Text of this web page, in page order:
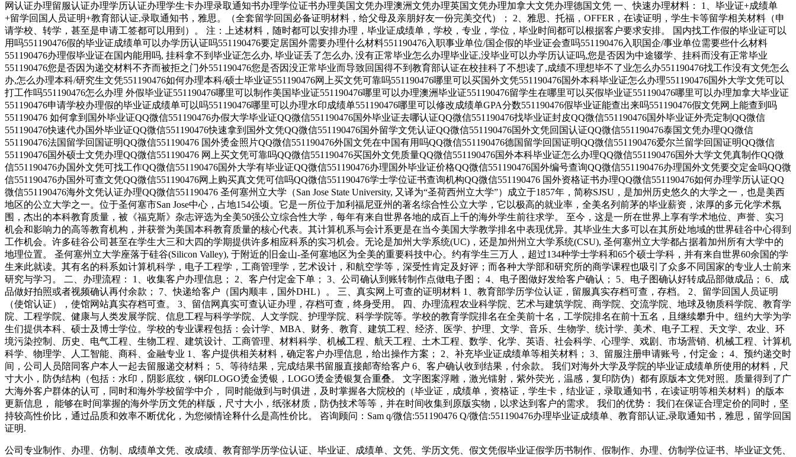
网认证办理留服认证办理学历认证办理学生卡办理录取通知书办理学位证书办理美国文凭办理澳洲文凭办理英国文凭办理加拿大文凭办理德国文凭 一、快速办理材料： 1、毕业证+成绩单
+留学回国人员证明+教育部认证,录取通知书，雅思。（全套留学回国必备证明材料，给父母及亲朋好友一份完美交代）； 2、雅思、托福，OFFER，在读证明，学生卡等留学相关材料（申
请学校、转学，甚至是申请工签都可以用到）。 注：上述材料，随时都可以安排办理，毕业证成绩单，学校，专业，学位，毕业时间都可以根据客户要求安排。 国内找工作假的毕业证可以
用吗551190476假的毕业证成绩单可以办学历认证吗551190476要定居国外需要办理什么材料551190476入职事业单位/国企假的毕业证会查吗551190476入职国企/事业单位需要些什么材料
551190476办理假毕业证在国内能用吗, 挂科拿不到毕业证怎么办, 毕业证丢了怎么办, 没有正常毕业怎么办理毕业证,没毕业可以办学历认证吗,您是否因为中途辍学、挂科而没有正常毕业
551190476您是否因为递交材料不齐而被拒之门外551190476您是否因没正常毕业而导致回国得不到教育部认证在校挂科了不想读了,成绩不理想毕不了业怎么办551190476找工作没有文凭怎么
办,怎么办理本科/研究生文凭551190476如何办理本科/硕士毕业证551190476网上买文凭可靠吗551190476哪里可以买国外文凭551190476国外本科毕业证怎么办理551190476国外大学文凭可以
打工作吗551190476怎么办理 外假毕业证551190476哪里可以制作美国毕业证551190476哪里可以办理澳洲毕业证551190476留学生在哪里可以买假毕业证551190476哪里可以办理加拿大毕业证
551190476申请学校办理假的毕业证成绩单可以吗551190476哪里可以办理水印成绩单551190476哪里可以修改成绩单GPA分数551190476假毕业证能查出来吗551190476假文凭网上能查到吗
551190476 如何拿到国外毕业证QQ微信551190476办假大学毕业证QQ微信551190476国外毕业证去哪认证QQ微信551190476找毕业证封皮QQ微信551190476国外毕业证外壳定制QQ微信
551190476快速代办国外毕业证QQ微信551190476快速拿到国外文凭QQ微信551190476国外留学文凭认证QQ微信551190476国外文凭回国认证QQ微信551190476泰国文凭办理QQ微信
551190476法国留学回国证明QQ微信551190476 国外烫金照片QQ微信551190476外国文凭在中国有用吗QQ微信551190476德国留学回国证明QQ微信551190476爱尔兰留学回国证明QQ微信
551190476国外硕士文凭办理QQ微信551190476 网上买文凭可靠吗QQ微信551190476买国外文凭质量QQ微信551190476国外本科毕业证怎么办理QQ微信551190476国外大学文凭真制作QQ微
信551190476办国外文凭可找工作QQ微信551190476国外大学有毕业证QQ微信551190476办理国外毕业证价格QQ微信551190476国外编号查询QQ微信551190476办理国外文凭要交定金吗QQ微
信551190476办国外可查文凭QQ微信551190476网上购买真文凭可信吗QQ微信551190476学士学位证书查询机构QQ微信551190476 国外资格证书办理QQ微信551190476如何办理学历认证QQ
微信551190476海外文凭认证办理QQ微信551190476 圣何塞州立大学（San Jose State University, 又译为“圣荷西州立大学”）成立于1857年，简称SJSU，是加州历史悠久的大学之一，也是美西
地区的公立大学之一。位于圣何塞市San Jose中心，占地154公顷。它是一所位于加利福尼亚州的著名综合性公立大学，它以极高的就业率，全美名列前茅的毕业薪资，浓厚的多元化学术氛
围，杰出的本科教育质量，被《福克斯》杂志评选为全美50强公立综合性大学，每年有来自世界各地的成百上千的海外学生前往求学。 至今，这是一所在世界上享有学术地位、声誉、实习
机会和影响力的高等教育机构，并获誉为美国本科教育质量的核心代表。其计算机系与会计系更是在当今美国大学教学排名中表现优异。其毕业生大多可以在其所处地域的世界硅谷中心得到
工作机会。许多硅谷公司甚至在学生大三和大四的学期提供许多相应科系的实习机会。无论是加州大学系统(UC)，还是加州州立大学系统(CSU), 圣何塞州立大学都占据着加州所有大学中的
地理位置。 圣何塞州立大学座落于硅谷(Silicon Valley), 于附近的旧金山-圣何塞地区为全美的重要科技中心。约有学生三万人，超过134种学士学科和65个硕士学科，并有来自世界60余国的学
生来此就读。其有名的科系如计算机科学，电子工程学，工商管理学，艺术设计，和航空学等，深受性肯定及好评；而各种大学部和研究所的商学课程也吸引了众多不同国家的专业人士前来
研究与学习。 二、办理流程： 1、收集客户办理信息； 2、客户付定金下单； 3、公司确认到账转制作点做电子图； 4、电子图做好发给客户确认； 5、电子图确认好转成品部做成品； 6、成
品做好拍照或者视频确认再付余款； 7、快递给客户（国内顺丰，国外DHL）。 三、真实网上可查的证明材料 1、教育部学历学位认证，留服真实存档可查，存档。 2、留学回国人员证明
（使馆认证），使馆网站真实存档可查。 3、留信网真实可查认证办理，存档可查，终身受用。 四、办理流程农业科学院、艺术与建筑学院、商学院、交流学院、地球及物质科学院、教育学
院、工程学院、健康与人类发展学院、信息工程与科学学院、人文学院、护理学院、科学学院等。学校的教育学院排名在全美前十名，工学院排名在前十五名，且继续攀升中。纽约大学为学
生们提供本科、硕士及博士学位。学校的专业课程包括：会计学、MBA、财务、教育、建筑工程、经济、医学、护理、文学、音乐、生物学、统计学、美术、电子工程、天文学、农业、环
境污染控制、历史、电气工程、生物工程、建筑设计、工商管理、材料科学、机械工程、航天工程、土木工程、数学、化学、英语、社会科学、心理学、戏剧、市场营销、机械工程、计算机
科学、物理学、人工智能、商科、金融专业 1、客户提供相关材料，确定客户办理信息，给出操作方案； 2、补充毕业证成绩单等相关材料； 3、留服注册申请账号，付定金； 4、预约递交时
间，公司人员陪同客户本人一起去留服递交材料； 5、等待结果，完成结果书留服直接邮寄给客户 6、客户确认收到结果，付余款。 我们对海外大学及学院的毕业证成绩单所使用的材料，尺
寸大小，防伪结构（包括：水印，阴影底纹，钢印LOGO烫金烫银，LOGO烫金烫银复合重叠。 文字图案浮雕，激光镭射，紫外荧光，温感，复印防伪）都有原版本文凭对照。质量得到了广
大海外客户群体的认可，同时和海外学校留学中介， 同时能做到与时俱进，及时掌握各大院校的（毕业证，成绩单，资格证，学生卡，结业证，录取通知书，在读证明等相关材料）的版本
更新信息， 能够在时间掌握的海外学历文凭的样版，尺寸大小，纸张材质，防伪技术等等，并在时间收集到原版实物，以求达到客户的需求。 我们的优势： 我们在保证合理定价的同时，坚
持较高性价比，通过品质和效率不断优化，为您倾情诠释什么是高性价比。 咨询顾问：Sam q/微信:551190476 Q/微信:551190476办理毕业证成绩单、教育部认证,录取通知书，雅思，留学回国
证明.
公司专业制作、办理、仿制、成绩单文凭、改成绩、教育部学历学位认证、毕业证、成绩单、文凭、学历文凭、假文凭假毕业证假学历书制作、假制作、办理、仿制学位证书、毕业证文凭、